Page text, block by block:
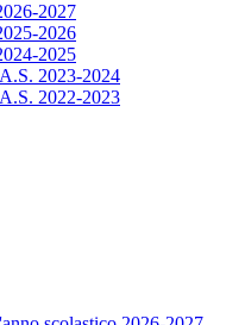
2027
2026
2025
2023-2024
2022-2023